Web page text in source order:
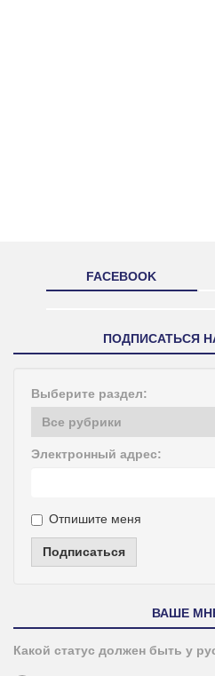
FACEBOOK
ПОДПИСАТЬСЯ
Выберите раздел:
Электронный адрес:
Отпишите меня
Подписаться
ВАШЕ
Какой статус должен быть у